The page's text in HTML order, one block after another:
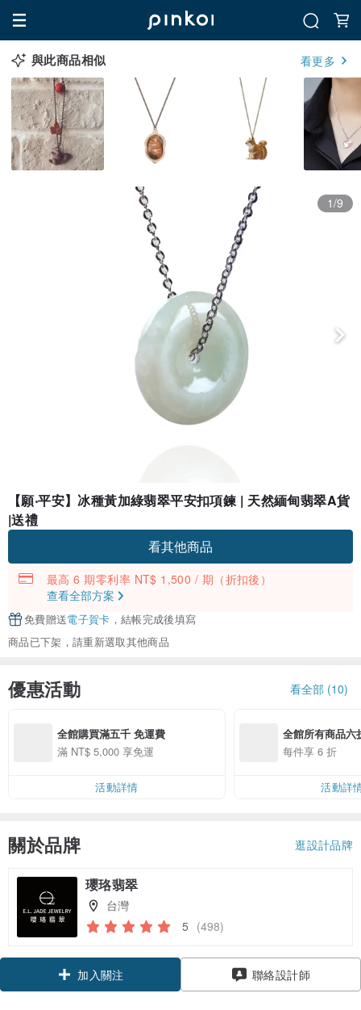
與此商品相似 看更多
1/9
【願‧平安】冰種黃加綠翡翠平安扣項鍊 | 天然緬甸翡翠A貨
|送禮
看其他商品
最高 6 期零利率 NT$ 1,500 / 期 （折扣後）
查看全部方案
免費贈送電子賀卡 ，結帳完成後填寫
商品已下架，請重新選取其他商品
優惠活動 看全部 (10)
全館購買滿五千 免運費
滿 NT$ 5,000 享免運
活動詳情
全館所有商品六
每件享 6 折
活動詳
關於品牌 逛設計品牌
瓔珞翡翠
台灣
5 (498)
加入關注 聯絡設計師